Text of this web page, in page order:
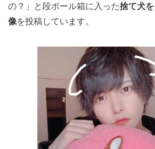
の？」と段ボール箱に入った捨て犬
像を投稿しています。